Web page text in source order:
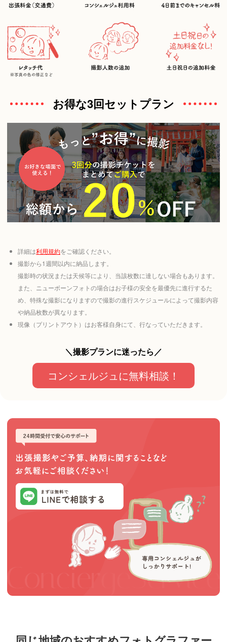
お得な3回セットプラン
詳細は利用規約をご確認ください。
撮影から1週間以内に納品します。
撮影時の状況または天候等により、当該枚数に達しない場合もあります。
また、ニューボーンフォトの場合はお子様の安全を最優先に進行するた
め、特殊な撮影になりますので撮影の進行スケジュールによって撮影内容
や納品枚数が異なります。
現像（プリントアウト）はお客様自身にて、行なっていただきます。
＼撮影プランに迷ったら／
コンシェルジュに無料相談！